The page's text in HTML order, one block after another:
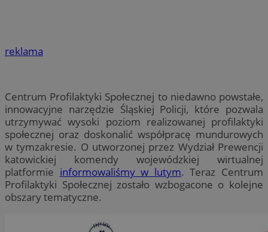
reklama
Centrum Profilaktyki Społecznej to niedawno powstałe,
innowacyjne narzędzie Śląskiej Policji, które pozwala
utrzymywać wysoki poziom realizowanej profilaktyki
społecznej oraz doskonalić współpracę mundurowych
w tymzakresie. O utworzonej przez Wydział Prewencji
katowickiej komendy wojewódzkiej wirtualnej
platformie informowaliśmy w lutym. Teraz Centrum
Profilaktyki Społecznej zostało wzbogacone o kolejne
obszary tematyczne.